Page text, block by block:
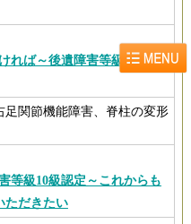
れば～後遺障害等級9級認定
足関節機能障害、脊柱の変形
等級10級認定～これからも
ただきたい